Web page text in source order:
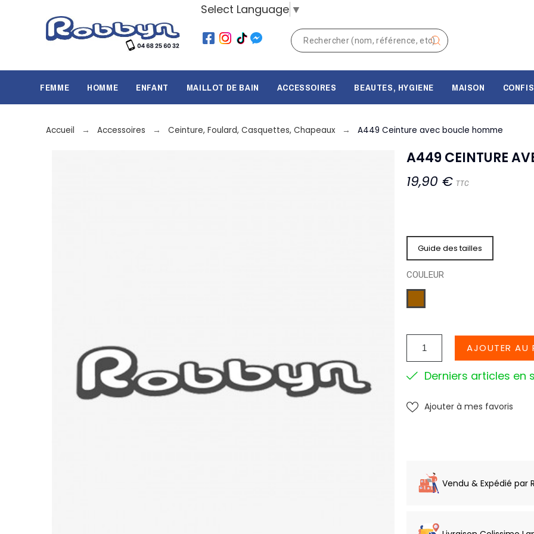
Select Language ▼
FEMME HOMME ENFANT MAILLOT DE BAIN ACCESSOIRES BEAUTES, HYGIENE MAISON
Accueil Accessoires Ceinture, Foulard, Casquettes, Chapeaux A449 Ceinture avec boucle homme
A449 CEINTURE
19,90 € TTC
Guide des tailles
COULEUR
AJOUTER AU
Derniers articles en
Ajouter à mes favoris
Vendu & Expédié par